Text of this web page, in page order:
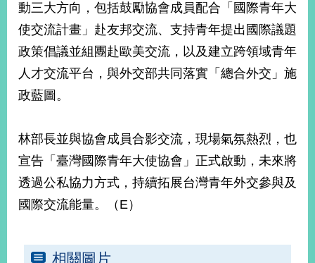
信
箱
專
頁
LINEInstagram
X平台
(原推特)
政
府
站
資
放
動三大方向，包括鼓勵協會成員配合「國際青年大
使交流計畫」赴友邦交流、支持青年提出國際議題
政策倡議並組團赴歐美交流，以及建立跨領域青年
人才交流平台，與外交部共同落實「總合外交」施
政藍圖。
林部長並與協會成員合影交流，現場氣氛熱烈，也
宣告「臺灣國際青年大使協會」正式啟動，未來將
透過公私協力方式，持續拓展台灣青年外交參與及
國際交流能量。（E）
相關圖片